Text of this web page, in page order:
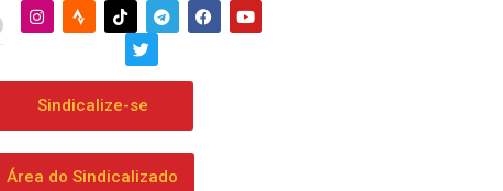
Sindicalize-se
Área do Sindicalizado